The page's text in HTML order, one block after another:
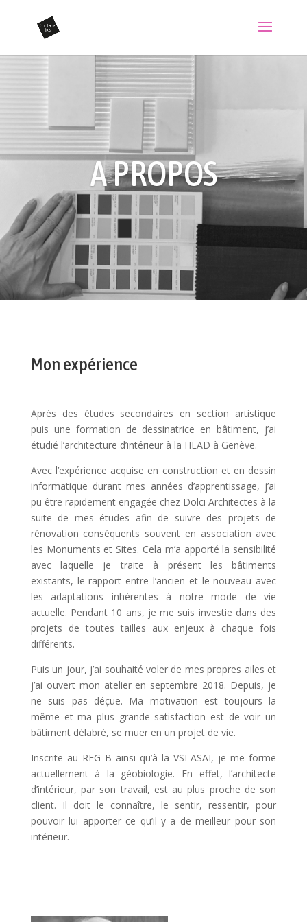
A PROPOS
Mon expérience
Après des études secondaires en section artistique
puis une formation de dessinatrice en bâtiment, j’ai
étudié l’architecture d’intérieur à la HEAD à Genève.
Avec l’expérience acquise en construction et en dessin
informatique durant mes années d’apprentissage, j’ai
pu être rapidement engagée chez Dolci Architectes à la
suite de mes études afin de suivre des projets de
rénovation conséquents souvent en association avec
les Monuments et Sites. Cela m’a apporté la sensibilité
avec laquelle je traite à présent les bâtiments
existants, le rapport entre l’ancien et le nouveau avec
les adaptations inhérentes à notre mode de vie
actuelle. Pendant 10 ans, je me suis investie dans des
projets de toutes tailles aux enjeux à chaque fois
différents.
Puis un jour, j’ai souhaité voler de mes propres ailes et
j’ai ouvert mon atelier en septembre 2018. Depuis, je
ne suis pas déçue. Ma motivation est toujours la
même et ma plus grande satisfaction est de voir un
bâtiment délabré, se muer en un projet de vie.
Inscrite au REG B ainsi qu’à la VSI-ASAI, je me forme
actuellement à la géobiologie. En effet, l’architecte
d’intérieur, par son travail, est au plus proche de son
client. Il doit le connaître, le sentir, ressentir, pour
pouvoir lui apporter ce qu’il y a de meilleur pour son
intérieur.